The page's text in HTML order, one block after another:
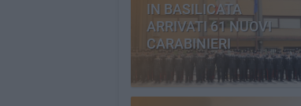
IN BASILICATA
ARRIVATI 61 NUOVI
CARABINIERI